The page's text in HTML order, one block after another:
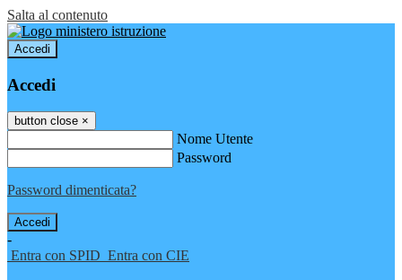
Salta al contenuto
Accedi
Accedi
button close ×
Nome Utente
Password
Password dimenticata?
-
Entra con SPID Entra con CIE